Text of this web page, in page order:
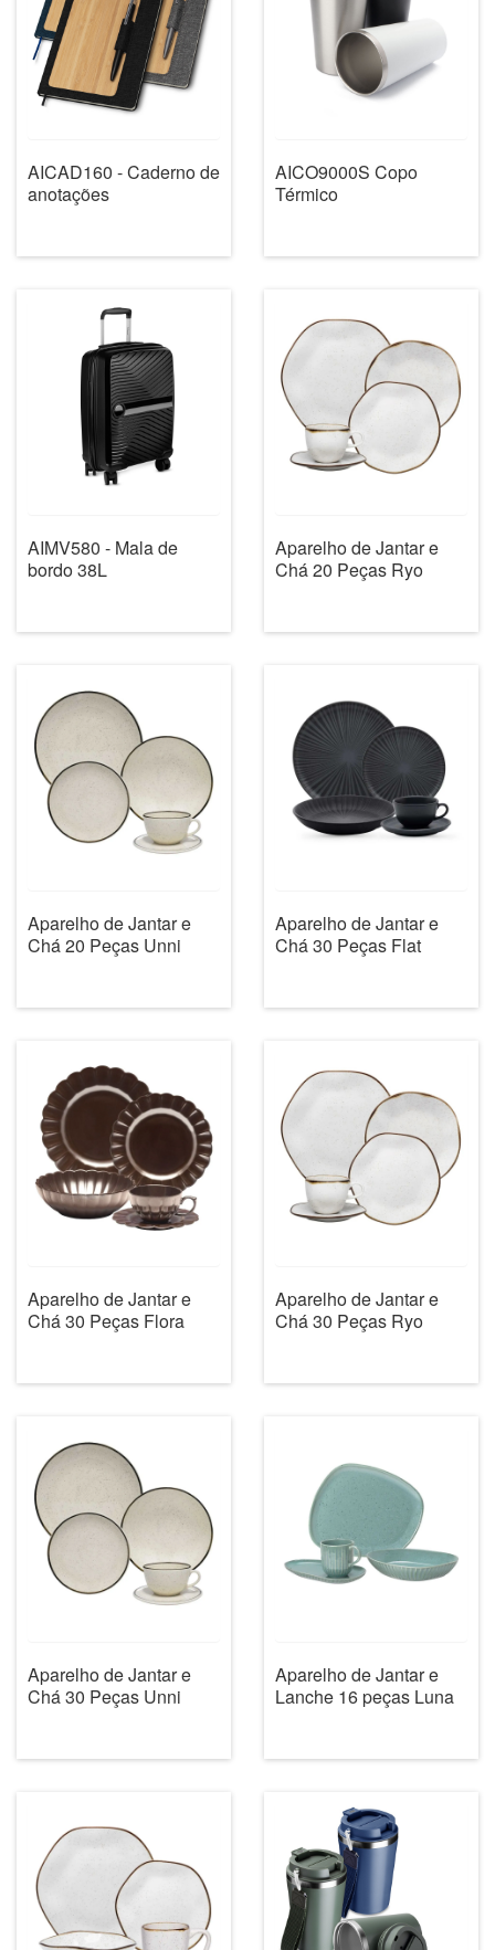
AICAD160 - Caderno de
anotações
AICO9000S Copo
Térmico
AIMV580 - Mala de
bordo 38L
Aparelho de Jantar e
Chá 20 Peças Ryo
Aparelho de Jantar e
Chá 20 Peças Unni
Aparelho de Jantar e
Chá 30 Peças Flat
Aparelho de Jantar e
Chá 30 Peças Flora
Aparelho de Jantar e
Chá 30 Peças Ryo
Aparelho de Jantar e
Chá 30 Peças Unni
Aparelho de Jantar e
Lanche 16 peças Luna